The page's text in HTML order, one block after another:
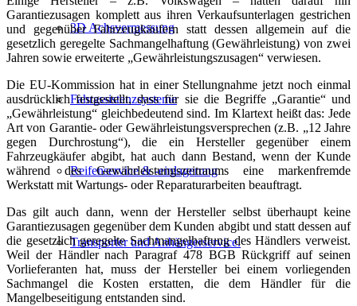
3D Achsvermessung
Fahrassistenzsysteme
Reifenservice & -einlagerung
Transporter und Anhängerservice.
Garantiezusagen komplett aus ihren Verkaufsunterlagen gestrichen
und gegenüber Fahrzeugkäufern statt dessen allgemein auf die
gesetzlich geregelte Sachmangelhaftung (Gewährleistung) von zwei
Jahren sowie erweiterte „Gewährleistungszusagen“ verwiesen.
Die EU-Kommission hat in einer Stellungnahme jetzt noch einmal
ausdrücklich festgestellt, dass für sie die Begriffe „Garantie“ und
„Gewährleistung“ gleichbedeutend sind. Im Klartext heißt das: Jede
Art von Garantie- oder Gewährleistungsversprechen (z.B. „12 Jahre
gegen Durchrostung“), die ein Hersteller gegenüber einem
Fahrzeugkäufer abgibt, hat auch dann Bestand, wenn der Kunde
während des Gewährleistungszeitraums eine markenfremde
Werkstatt mit Wartungs- oder Reparaturarbeiten beauftragt.
Das gilt auch dann, wenn der Hersteller selbst überhaupt keine
Garantiezusagen gegenüber dem Kunden abgibt und statt dessen auf
die gesetzlich geregelte Sachmangelhaftung des Händlers verweist.
Weil der Händler nach Paragraf 478 BGB Rückgriff auf seinen
Vorlieferanten hat, muss der Hersteller bei einem vorliegenden
Sachmangel die Kosten erstatten, die dem Händler für die
Mangelbeseitigung entstanden sind.